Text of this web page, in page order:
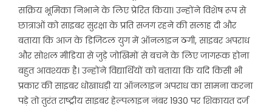
सक्रिय भूमिका निभाने के लिए प्रेरित किया। उन्होंने विशेष रूप से
छात्राओं को साइबर सुरक्षा के प्रति सजग रहने की सलाह दी और
बताया कि आज के डिजिटल युग में ऑनलाइन ठगी, साइबर अपराध
और सोशल मीडिया से जुड़े जोखिमों से बचने के लिए जागरूक होना
बहुत आवश्यक है। उन्होंने विद्यार्थियों को बताया कि यदि किसी भी
प्रकार की साइबर धोखाधड़ी या ऑनलाइन अपराध का सामना करना
पड़े तो तुरंत राष्ट्रीय साइबर हेल्पलाइन नंबर 1930 पर शिकायत दर्ज